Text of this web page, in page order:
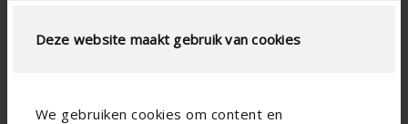
Deze website maakt gebruik van cookies
We gebruiken cookies om content en